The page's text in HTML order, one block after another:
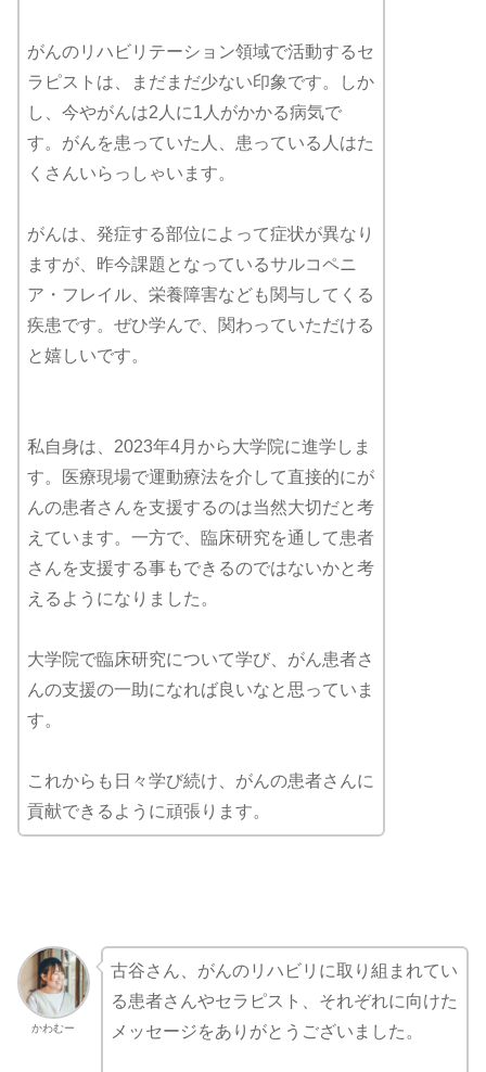
がんのリハビリテーション領域で活動するセ
ラピストは、まだまだ少ない印象です。しか
し、今やがんは2人に1人がかかる病気で
す。がんを患っていた人、患っている人はた
くさんいらっしゃいます。
がんは、発症する部位によって症状が異なり
ますが、昨今課題となっているサルコペニ
ア・フレイル、栄養障害なども関与してくる
疾患です。ぜひ学んで、関わっていただける
と嬉しいです。
私自身は、2023年4月から大学院に進学しま
す。医療現場で運動療法を介して直接的にが
んの患者さんを支援するのは当然大切だと考
えています。一方で、臨床研究を通して患者
さんを支援する事もできるのではないかと考
えるようになりました。
大学院で臨床研究について学び、がん患者さ
んの支援の一助になれば良いなと思っていま
す。
これからも日々学び続け、がんの患者さんに
貢献できるように頑張ります。
かわむー
古谷さん、がんのリハビリに取り組まれてい
る患者さんやセラピスト、それぞれに向けた
メッセージをありがとうございました。